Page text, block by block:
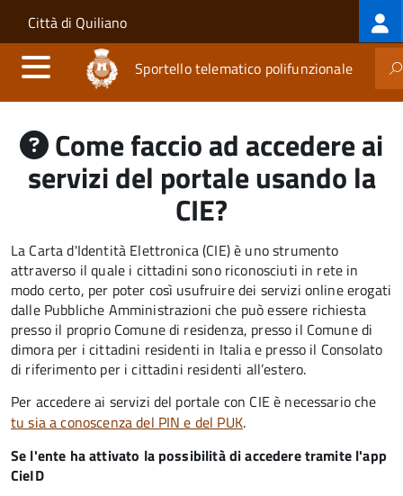
Salta al contenuto principale
Skip to site navigation
Città di Quiliano
Sportello telematico polifunzionale
Come faccio ad accedere ai
servizi del portale usando la
CIE?
La Carta d'Identità Elettronica (CIE) è uno strumento
attraverso il quale i cittadini sono riconosciuti in rete in
modo certo, per poter così usufruire dei servizi online erogati
dalle Pubbliche Amministrazioni che può essere richiesta
presso il proprio Comune di residenza, presso il Comune di
dimora per i cittadini residenti in Italia e presso il Consolato
di riferimento per i cittadini residenti all’estero.
Per accedere ai servizi del portale con CIE è necessario che
tu sia a conoscenza del PIN e del PUK.
Se l'ente ha attivato la possibilità di accedere tramite l'app
CieID